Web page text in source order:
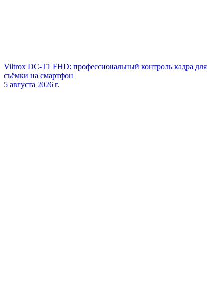
Viltrox DC‑T1 FHD: профессиональный контроль кадра для
съёмки на смартфон
5 августа 2026 г.